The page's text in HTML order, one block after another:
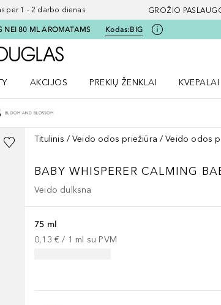
per 1 - 2 darbo dienas GROŽIO
NEI 80 ML AROMATAMS Kodas:BIG
Į Douglas pagrindinį puslapį
AKCIJOS
PREKIŲ ŽENKLAI
KVEPALAI
Titulinis Veido odos priežiūra Veido odos
BABY WHISPERER CALMING
Veido dulksna
75 ml
0,13 € / 1 ml su PVM